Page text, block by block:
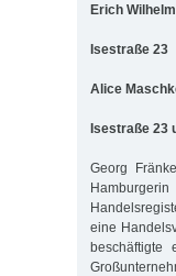
Erich
Isestraße 23
Alice
Isestraße 23
Georg
eine
beschäftigte